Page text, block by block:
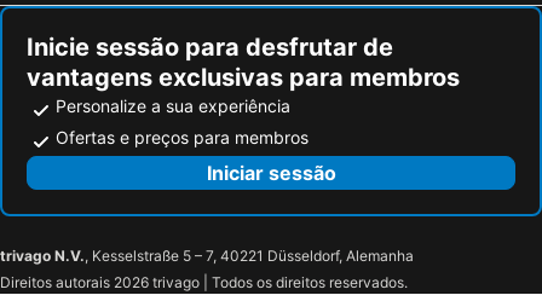
Inicie sessão para desfrutar de
vantagens exclusivas para membros
Personalize a sua experiência
Ofertas e preços para membros
Iniciar sessão
trivago N.V., Kesselstraße 5 – 7, 40221 Düsseldorf, Alemanha
Direitos autorais 2026 trivago | Todos os direitos reservados.